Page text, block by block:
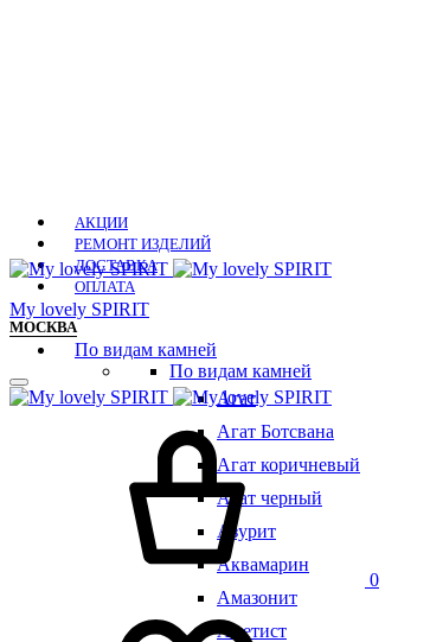
АКЦИИ
РЕМОНТ ИЗДЕЛИЙ
ДОСТАВКА
ОПЛАТА
МОСКВА
Мy lovely SPIRIT
По видам камней
По видам камней
Агат
Агат Ботсвана
Агат коричневый
Агат черный
Азурит
Аквамарин
Амазонит
Аметист
0